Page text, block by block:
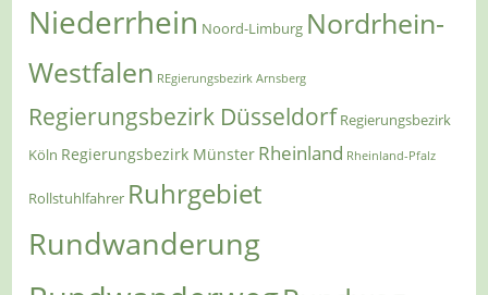
Niederrhein Noord-Limburg Nordrhein-
Westfalen REgierungsbezirk Arnsberg
Regierungsbezirk Düsseldorf Regierungsbezirk
Köln Regierungsbezirk Münster Rheinland Rheinland-Pfalz
Rollstuhlfahrer Ruhrgebiet
Rundwanderung